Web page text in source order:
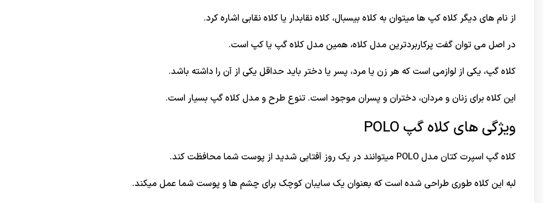
از نام های دیگر کلاه کپ ها میتوان به کلاه بیسبال، کلاه نقابدار یا کلاه نقابی اشاره کرد.
در اصل می توان گفت پرکاربردترین مدل کلاه، همین مدل کلاه گپ یا کپ است.
کلاه گپ، یکی از لوازمی است که هر زن یا مرد، پسر یا دختر باید حداقل یکی از آن را داشته باشد.
این کلاه برای زنان و مردان، دختران و پسران موجود است. تنوع طرح و مدل کلاه گپ بسیار است.
ویژگی های کلاه گپ POLO
کلاه گپ اسپرت کتان مدل POLO میتوانند در یک روز آفتابی شدید از پوست شما محافظت کند.
لبه این کلاه طوری طراحی شده است که بعنوان یک سایبان کوچک برای چشم ها و پوست شما عمل میکند.